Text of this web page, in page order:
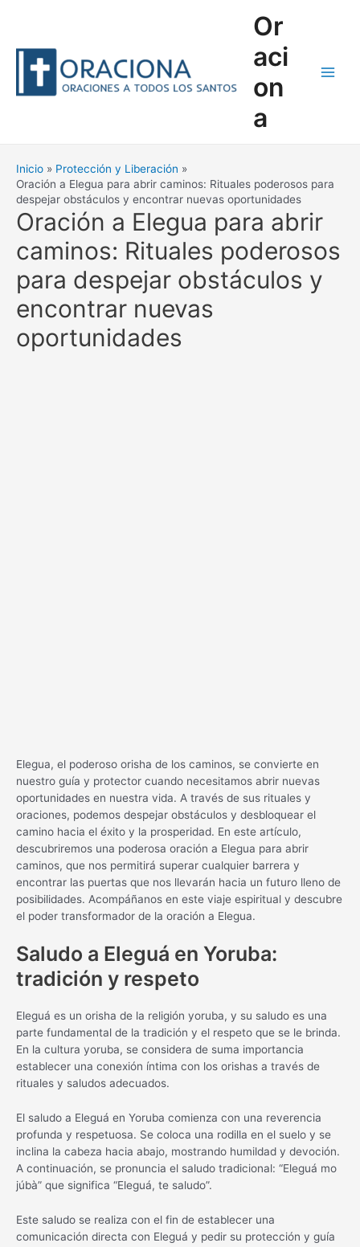
Or
aci
on
a
Inicio
Protección y Liberación
Oración a Elegua para abrir caminos: Rituales poderosos para
despejar obstáculos y encontrar nuevas oportunidades
Oración a Elegua para abrir
caminos: Rituales poderosos
para despejar obstáculos y
encontrar nuevas
oportunidades
Elegua, el poderoso orisha de los caminos, se convierte en
nuestro guía y protector cuando necesitamos abrir nuevas
oportunidades en nuestra vida. A través de sus rituales y
oraciones, podemos despejar obstáculos y desbloquear el
camino hacia el éxito y la prosperidad. En este artículo,
descubriremos una poderosa oración a Elegua para abrir
caminos, que nos permitirá superar cualquier barrera y
encontrar las puertas que nos llevarán hacia un futuro lleno de
posibilidades. Acompáñanos en este viaje espiritual y descubre
el poder transformador de la oración a Elegua.
Saludo a Eleguá en Yoruba:
tradición y respeto
Eleguá es un orisha de la religión yoruba, y su saludo es una
parte fundamental de la tradición y el respeto que se le brinda.
En la cultura yoruba, se considera de suma importancia
establecer una conexión íntima con los orishas a través de
rituales y saludos adecuados.
El saludo a Eleguá en Yoruba comienza con una reverencia
profunda y respetuosa. Se coloca una rodilla en el suelo y se
inclina la cabeza hacia abajo, mostrando humildad y devoción.
A continuación, se pronuncia el saludo tradicional: “Eleguá mo
júbà” que significa “Eleguá, te saludo”.
Este saludo se realiza con el fin de establecer una
comunicación directa con Eleguá y pedir su protección y guía